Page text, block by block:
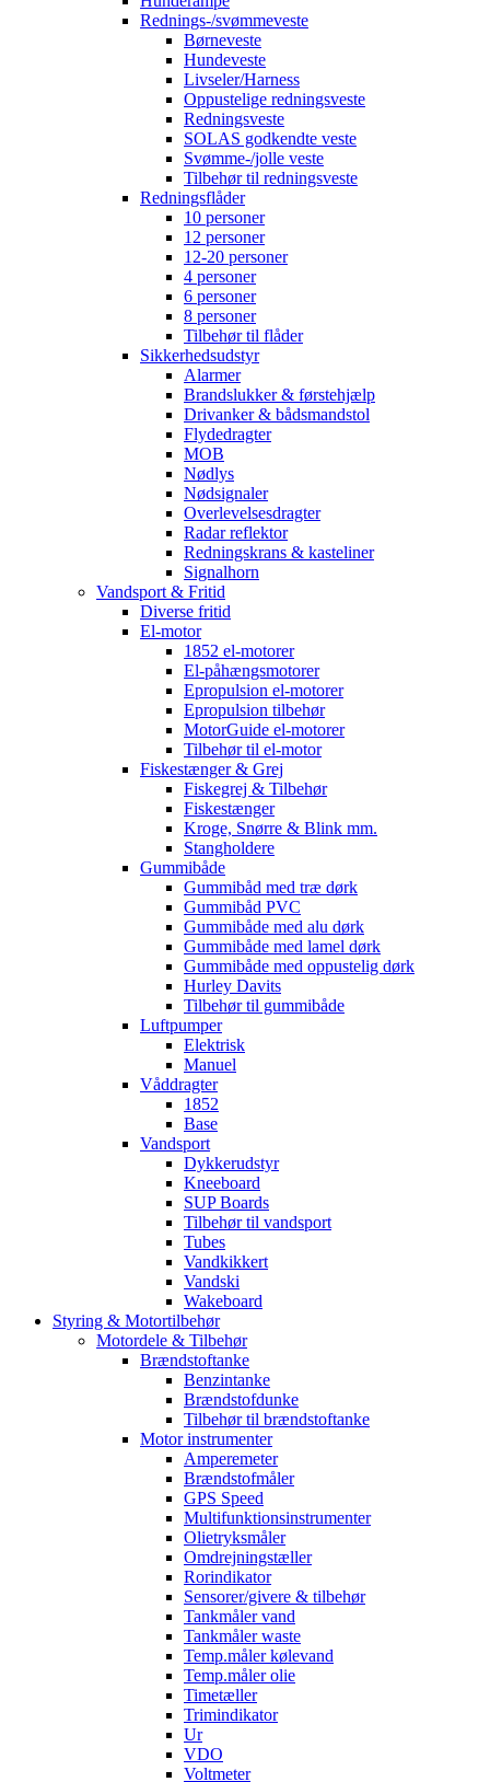
Rednings-/svømmeveste
Børneveste
Hundeveste
Livseler/Harness
Oppustelige redningsveste
Redningsveste
SOLAS godkendte veste
Svømme-/jolle veste
Tilbehør til redningsveste
Redningsflåder
10 personer
12 personer
12-20 personer
4 personer
6 personer
8 personer
Tilbehør til flåder
Sikkerhedsudstyr
Alarmer
Brandslukker & førstehjælp
Drivanker & bådsmandstol
Flydedragter
MOB
Nødlys
Nødsignaler
Overlevelsesdragter
Radar reflektor
Redningskrans & kasteliner
Signalhorn
Vandsport & Fritid
Diverse fritid
El-motor
1852 el-motorer
El-påhængsmotorer
Epropulsion el-motorer
Epropulsion tilbehør
MotorGuide el-motorer
Tilbehør til el-motor
Fiskestænger & Grej
Fiskegrej & Tilbehør
Fiskestænger
Kroge, Snørre & Blink mm.
Stangholdere
Gummibåde
Gummibåd med træ dørk
Gummibåd PVC
Gummibåde med alu dørk
Gummibåde med lamel dørk
Gummibåde med oppustelig dørk
Hurley Davits
Tilbehør til gummibåde
Luftpumper
Elektrisk
Manuel
Våddragter
1852
Base
Vandsport
Dykkerudstyr
Kneeboard
SUP Boards
Tilbehør til vandsport
Tubes
Vandkikkert
Vandski
Wakeboard
Styring & Motortilbehør
Motordele & Tilbehør
Brændstoftanke
Benzintanke
Brændstofdunke
Tilbehør til brændstoftanke
Motor instrumenter
Amperemeter
Brændstofmåler
GPS Speed
Multifunktionsinstrumenter
Olietryksmåler
Omdrejningstæller
Rorindikator
Sensorer/givere & tilbehør
Tankmåler vand
Tankmåler waste
Temp.måler kølevand
Temp.måler olie
Timetæller
Trimindikator
Ur
VDO
Voltmeter